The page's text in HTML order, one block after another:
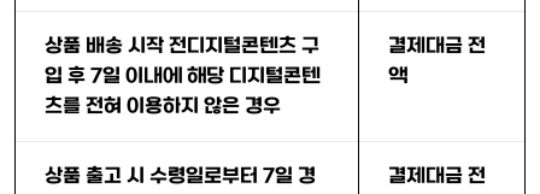
상품 배송 시작 전디지털콘텐츠 구
입 후 7일 이내에 해당 디지털콘텐
츠를 전혀 이용하지 않은 경우
결제대금 전
액
상품 출고 시 수령일로부터 7일 경
결제대금 전